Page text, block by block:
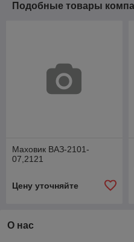
Подобные товары
Маховик ВАЗ-2101-
07,2121
Цену уточняйте
О нас